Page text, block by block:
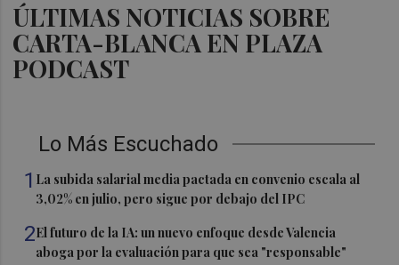
ÚLTIMAS NOTICIAS SOBRE
CARTA-BLANCA EN PLAZA
PODCAST
Lo Más Escuchado
1 La subida salarial media pactada en convenio escala al
3,02% en julio, pero sigue por debajo del IPC
2El futuro de la IA: un nuevo enfoque desde Valencia
aboga por la evaluación para que sea "responsable"